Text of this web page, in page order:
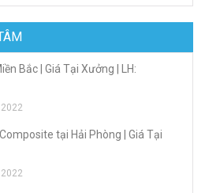
Bắc | Giá Tại Xưởng | LH:
2022
tại Hải Phòng | Giá Tại
2022